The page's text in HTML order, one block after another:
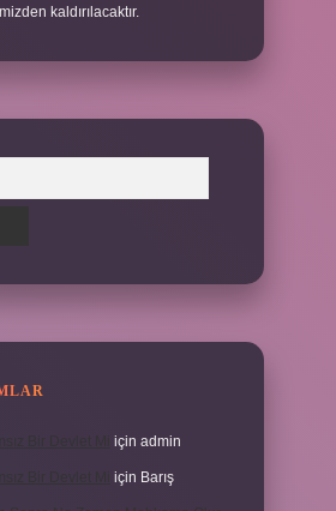
kaldırılacaktır.
için admin
için Barış